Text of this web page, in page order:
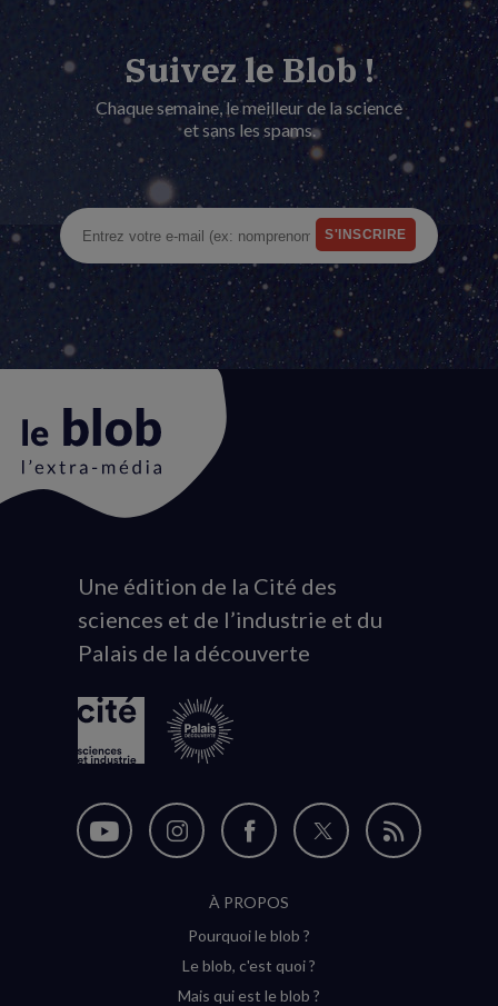
Suivez le Blob !
Chaque semaine, le meilleur de la science
et sans les spams.
Animation
du
logo
Une édition de la Cité des
sciences et de l’industrie et du
Palais de la découverte
Nous
Nous
Instagram
(nouvelle
Nous
sur
Facebook
(nouvelle
Nous
Flux
À PROPOS
Pourquoi le blob ?
Le blob, c'est quoi ?
Mais qui est le blob ?